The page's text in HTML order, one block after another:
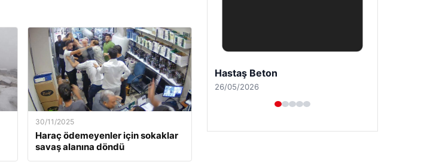
30/11/2025
Haraç ödemeyenler için sokaklar
savaş alanına döndü
Prenses Night Club
29/04/2026